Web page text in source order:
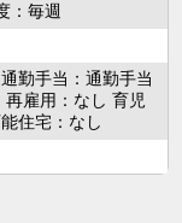
：毎週
勤手当：通勤手当
雇用：なし 育児
住宅：なし